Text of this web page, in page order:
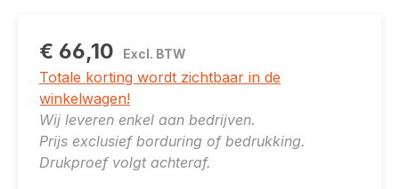
€ 66,10 Excl. BTW
Totale korting wordt zichtbaar in de
winkelwagen!
Wij leveren enkel aan bedrijven.
Prijs exclusief borduring of bedrukking.
Drukproef volgt achteraf.